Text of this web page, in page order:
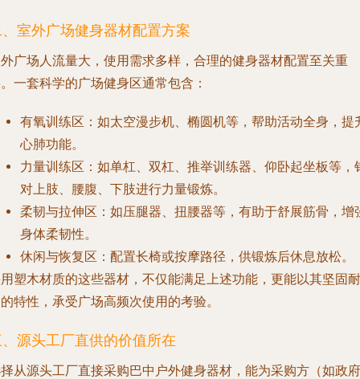
室外广场健身器材配置方案
广场人流量大，使用需求多样，合理的健身器材配置至关重
一套科学的广场健身区通常包含：
有氧训练区 ：如太空漫步机、椭圆机等，帮助活动全身，提
心肺功能。
力量训练区 ：如单杠、双杠、推举训练器、仰卧起坐板等，
对上肢、腰腹、下肢进行力量锻炼。
柔韧与拉伸区 ：如压腿器、扭腰器等，有助于舒展筋骨，增
身体柔韧性。
休闲与恢复区 ：配置长椅或按摩路径，供锻炼后休息放松。
塑木材质的这些器材，不仅能满足上述功能，更能以其坚固耐
特性，承受广场高频次使用的考验。
源头工厂直供的价值所在
从源头工厂直接采购巴中户外健身器材，能为采购方（如政府